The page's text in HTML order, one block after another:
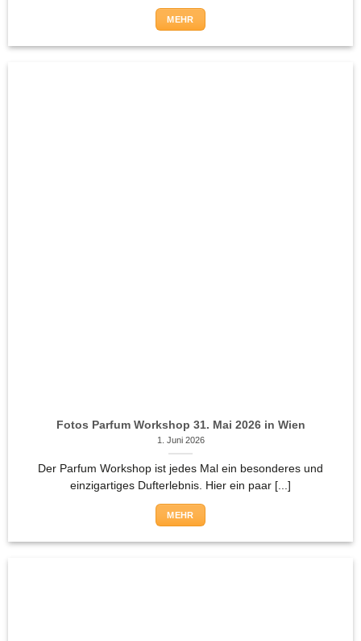
MEHR
Fotos Parfum Workshop 31. Mai 2026 in Wien
1. Juni 2026
Der Parfum Workshop ist jedes Mal ein besonderes und
einzigartiges Dufterlebnis. Hier ein paar [...]
MEHR